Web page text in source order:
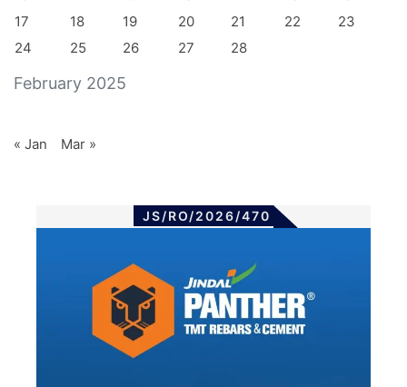
February 2025
17
18 19 20 21 22
23
24
25 26 27 28
« Jan Mar »
JS/RO/2026/470